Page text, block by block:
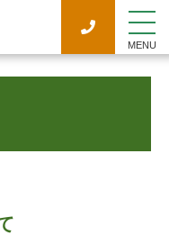
MENU
へ